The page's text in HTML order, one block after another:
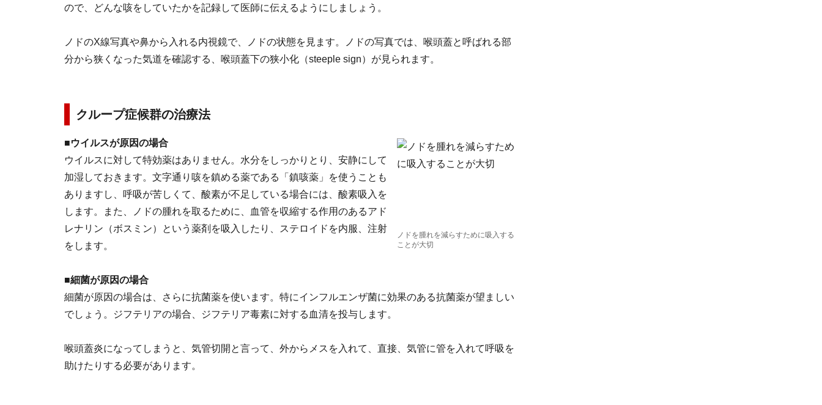
ので、どんな咳をしていたかを記録して医師に伝えるようにしましょう。
ノドのX線写真や鼻から入れる内視鏡で、ノドの状態を見ます。ノドの写真では、喉頭蓋と呼ばれる部
分から狭くなった気道を確認する、喉頭蓋下の狭小化（steeple sign）が見られます。
クループ症候群の治療法
ノドを腫れを減らすために吸入する
ことが大切
■ウイルスが原因の場合
ウイルスに対して特効薬はありません。水分をしっかりとり、安静にして
加湿しておきます。文字通り咳を鎮める薬である「鎮咳薬」を使うことも
ありますし、呼吸が苦しくて、酸素が不足している場合には、酸素吸入を
します。また、ノドの腫れを取るために、血管を収縮する作用のあるアド
レナリン（ボスミン）という薬剤を吸入したり、ステロイドを内服、注射
をします。
■細菌が原因の場合
細菌が原因の場合は、さらに抗菌薬を使います。特にインフルエンザ菌に効果のある抗菌薬が望ましい
でしょう。ジフテリアの場合、ジフテリア毒素に対する血清を投与します。
喉頭蓋炎になってしまうと、気管切開と言って、外からメスを入れて、直接、気管に管を入れて呼吸を
助けたりする必要があります。